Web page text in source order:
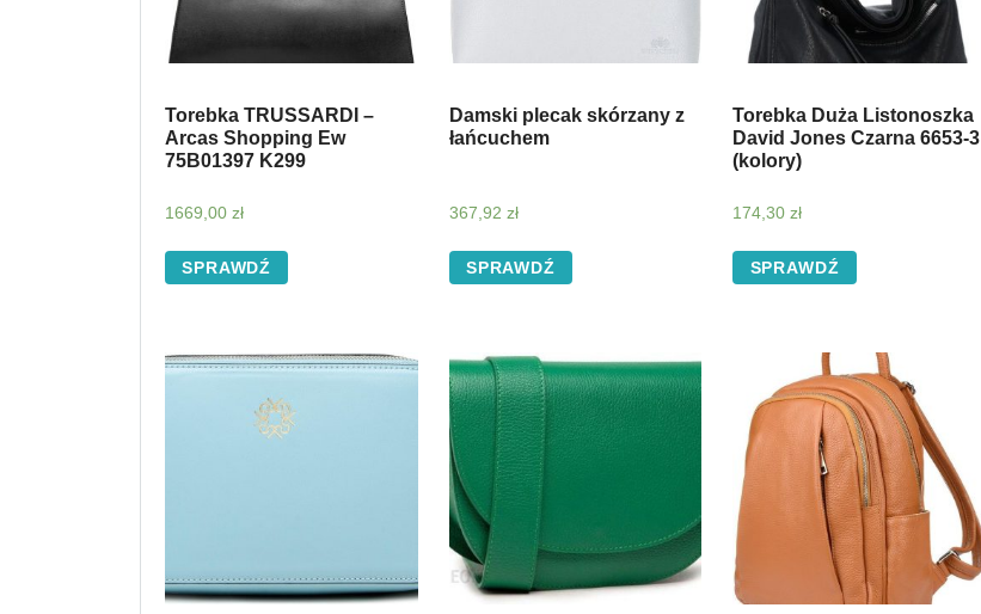
Torebka TRUSSARDI –
Arcas Shopping Ew
75B01397 K299
1669,00 zł
SPRAWDŹ
Damski plecak skórzany z
łańcuchem
367,92 zł
SPRAWDŹ
Torebka Duża Listonoszka
David Jones Czarna 6653-3
(kolory)
174,30zł
SPRAWDŹ